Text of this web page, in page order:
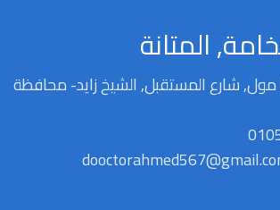
المتانة
مول, شارع المستقبل, الشيخ زايد- محافظة